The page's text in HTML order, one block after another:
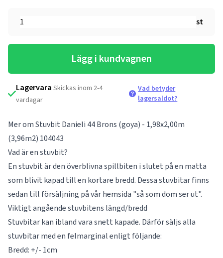
st
Lägg i kundvagnen
Lagervara Skickas inom 2-4
vardagar
Vad betyder
lagersaldot?
Mer om Stuvbit Danieli 44 Brons (goya) - 1,98x2,00m
(3,96m2) 104043
Vad är en stuvbit?
En stuvbit är den överblivna spillbiten i slutet på en matta
som blivit kapad till en kortare bredd. Dessa stuvbitar finns
sedan till försäljning på vår hemsida "så som dom ser ut".
Viktigt angående stuvbitens längd/bredd
Stuvbitar kan ibland vara snett kapade. Därför säljs alla
stuvbitar med en felmarginal enligt följande:
Bredd: +/- 1cm